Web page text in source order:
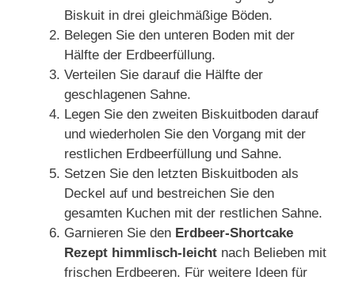
Biskuit in drei gleichmäßige Böden.
Belegen Sie den unteren Boden mit der
Hälfte der Erdbeerfüllung.
Verteilen Sie darauf die Hälfte der
geschlagenen Sahne.
Legen Sie den zweiten Biskuitboden darauf
und wiederholen Sie den Vorgang mit der
restlichen Erdbeerfüllung und Sahne.
Setzen Sie den letzten Biskuitboden als
Deckel auf und bestreichen Sie den
gesamten Kuchen mit der restlichen Sahne.
Garnieren Sie den Erdbeer-Shortcake
Rezept himmlisch-leicht nach Belieben mit
frischen Erdbeeren. Für weitere Ideen für